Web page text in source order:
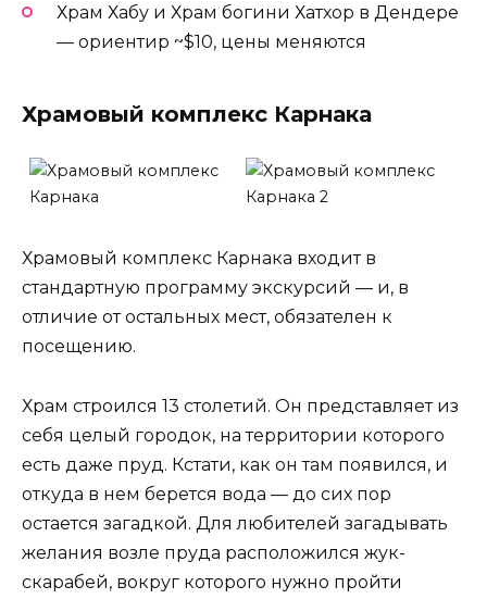
Храм Хабу и Храм богини Хатхор в Дендере
— ориентир ~$10, цены меняются
Храмовый комплекс Карнака
Храмовый комплекс Карнака входит в
стандартную программу экскурсий — и, в
отличие от остальных мест, обязателен к
посещению.
Храм строился 13 столетий. Он представляет из
себя целый городок, на территории которого
есть даже пруд. Кстати, как он там появился, и
откуда в нем берется вода — до сих пор
остается загадкой. Для любителей загадывать
желания возле пруда расположился жук-
скарабей, вокруг которого нужно пройти